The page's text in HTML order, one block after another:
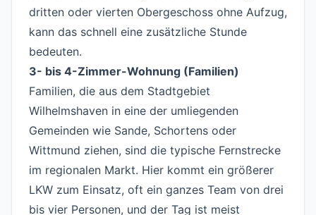
dritten oder vierten Obergeschoss ohne Aufzug,
kann das schnell eine zusätzliche Stunde
bedeuten.
3- bis 4-Zimmer-Wohnung (Familien)
Familien, die aus dem Stadtgebiet
Wilhelmshaven in eine der umliegenden
Gemeinden wie Sande, Schortens oder
Wittmund ziehen, sind die typische Fernstrecke
im regionalen Markt. Hier kommt ein größerer
LKW zum Einsatz, oft ein ganzes Team von drei
bis vier Personen, und der Tag ist meist